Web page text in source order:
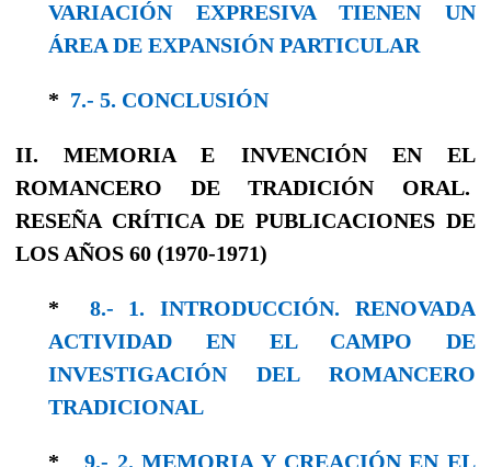
VARIACIÓN EXPRESIVA TIENEN UN
ÁREA DE EXPANSIÓN PARTICULAR
* 7.- 5. CONCLUSIÓN
II. MEMORIA E INVENCIÓN EN EL
ROMANCERO DE TRADICIÓN ORAL.
RESEÑA CRÍTICA DE PUBLICACIONES DE
LOS AÑOS 60 (1970-1971)
* 8.- 1. INTRODUCCIÓN. RENOVADA
ACTIVIDAD EN EL CAMPO DE
INVESTIGACIÓN DEL ROMANCERO
TRADICIONAL
* 9.- 2. MEMORIA Y CREACIÓN EN EL